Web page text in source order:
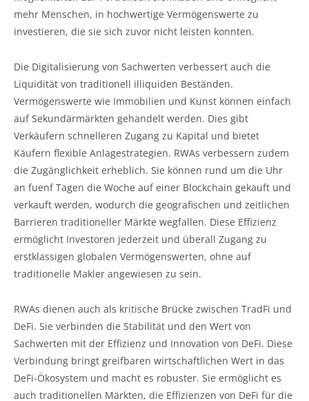
mehr Menschen, in hochwertige Vermögenswerte zu
investieren, die sie sich zuvor nicht leisten konnten.
Die Digitalisierung von Sachwerten verbessert auch die
Liquidität von traditionell illiquiden Beständen.
Vermögenswerte wie Immobilien und Kunst können einfach
auf Sekundärmärkten gehandelt werden. Dies gibt
Verkäufern schnelleren Zugang zu Kapital und bietet
Käufern flexible Anlagestrategien. RWAs verbessern zudem
die Zugänglichkeit erheblich. Sie können rund um die Uhr
an fuenf Tagen die Woche auf einer Blockchain gekauft und
verkauft werden, wodurch die geografischen und zeitlichen
Barrieren traditioneller Märkte wegfallen. Diese Effizienz
ermöglicht Investoren jederzeit und überall Zugang zu
erstklassigen globalen Vermögenswerten, ohne auf
traditionelle Makler angewiesen zu sein.
RWAs dienen auch als kritische Brücke zwischen TradFi und
DeFi. Sie verbinden die Stabilität und den Wert von
Sachwerten mit der Effizienz und Innovation von DeFi. Diese
Verbindung bringt greifbaren wirtschaftlichen Wert in das
DeFi-Ökosystem und macht es robuster. Sie ermöglicht es
auch traditionellen Märkten, die Effizienzen von DeFi für die